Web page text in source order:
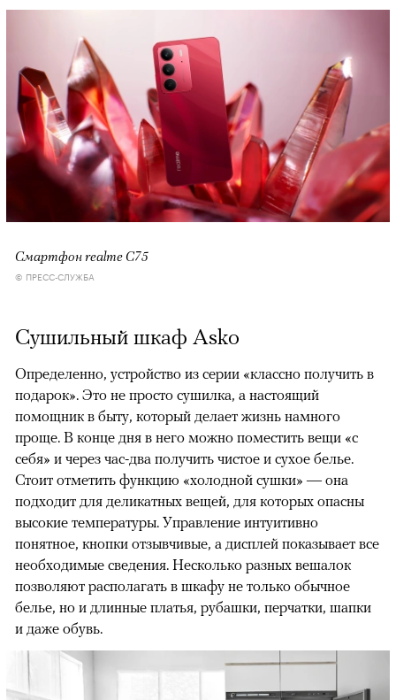
Смартфон realme C75
© ПРЕСС-СЛУЖБА
Сушильный шкаф Asko
Определенно, устройство из серии «классно получить в
подарок». Это не просто сушилка, а настоящий
помощник в быту, который делает жизнь намного
проще. В конце дня в него можно поместить вещи «с
себя» и через час-два получить чистое и сухое белье.
Стоит отметить функцию «холодной сушки» — она
подходит для деликатных вещей, для которых опасны
высокие температуры. Управление интуитивно
понятное, кнопки отзывчивые, а дисплей показывает все
необходимые сведения. Несколько разных вешалок
позволяют располагать в шкафу не только обычное
белье, но и длинные платья, рубашки, перчатки, шапки
и даже обувь.